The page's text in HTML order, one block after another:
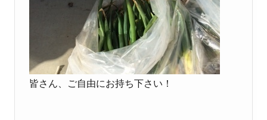
皆さん、ご自由にお持ち下さい！